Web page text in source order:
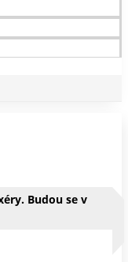
Budou se v